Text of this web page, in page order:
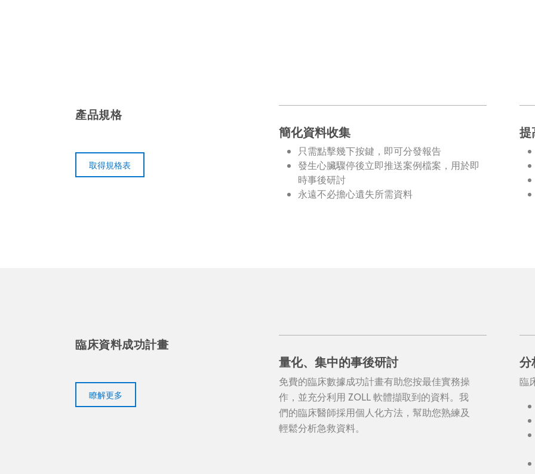
產品規格
取得規格表
簡化資料收集
只需點擊幾下按鍵，即可分發報告
發生心臟驟停後立即推送案例檔案，用於即
時事後研討
永遠不必擔心遺失所需資料
提
臨床資料成功計畫
瞭解更多
量化、集中的事後研討
免費的臨床數據成功計畫有助您按最佳實務操
作，並充分利用 ZOLL 軟體擷取到的資料。我
們的臨床醫師採用個人化方法，幫助您熟練及
輕鬆分析急救資料。
分
臨